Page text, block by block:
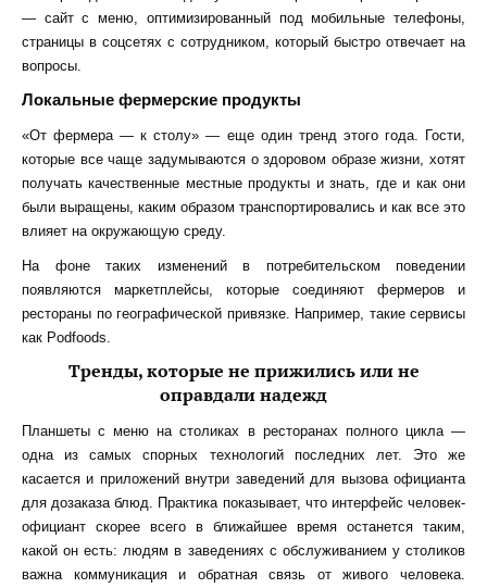
— сайт с меню, оптимизированный под мобильные телефоны,
страницы в соцсетях с сотрудником, который быстро отвечает на
вопросы.
Локальные фермерские продукты
«От фермера — к столу» — еще один тренд этого года. Гости,
которые все чаще задумываются о здоровом образе жизни, хотят
получать качественные местные продукты и знать, где и как они
были выращены, каким образом транспортировались и как все это
влияет на окружающую среду.
На фоне таких изменений в потребительском поведении
появляются маркетплейсы, которые соединяют фермеров и
рестораны по географической привязке. Например, такие сервисы
как Podfoods.
Тренды, которые не прижились или не
оправдали надежд
Планшеты с меню на столиках в ресторанах полного цикла —
одна из самых спорных технологий последних лет. Это же
касается и приложений внутри заведений для вызова официанта
для дозаказа блюд. Практика показывает, что интерфейс человек-
официант скорее всего в ближайшее время останется таким,
какой он есть: людям в заведениях с обслуживанием у столиков
важна коммуникация и обратная связь от живого человека.